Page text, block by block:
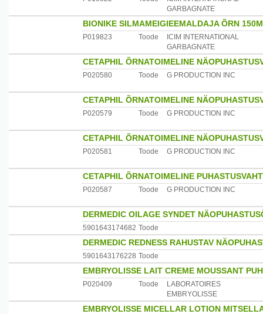
GARBAGNATE
BIONIKE SILMAMEIGIEEMALDAJA ÕRN
P019823 Toode
ICIM INTERNATIONAL
GARBAGNATE
CETAPHIL ÕRNATOIMELINE
P020580 Toode G PRODUCTION INC
CETAPHIL ÕRNATOIMELINE
P020579 Toode G PRODUCTION INC
CETAPHIL ÕRNATOIMELINE
P020581 Toode G PRODUCTION INC
CETAPHIL ÕRNATOIMELINE
P020587 Toode G PRODUCTION INC
DERMEDIC OILAGE SYNDET
5901643174682 Toode
DERMEDIC REDNESS RAHUSTAV
5901643176228 Toode
EMBRYOLISSE LAIT CREME MOUSSANT
P020409 Toode
LABORATOIRES
EMBRYOLISSE
EMBRYOLISSE MICELLAR LOTION